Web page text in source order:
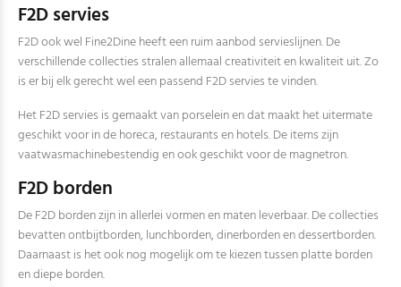
F2D servies
F2D ook wel Fine2Dine heeft een ruim aanbod servieslijnen. De
verschillende collecties stralen allemaal creativiteit en kwaliteit uit. Zo
is er bij elk gerecht wel een passend F2D servies te vinden.
Het F2D servies is gemaakt van porselein en dat maakt het uitermate
geschikt voor in de horeca, restaurants en hotels. De items zijn
vaatwasmachinebestendig en ook geschikt voor de magnetron.
F2D borden
De F2D borden zijn in allerlei vormen en maten leverbaar. De collecties
bevatten ontbijtborden, lunchborden, dinerborden en dessertborden.
Daarnaast is het ook nog mogelijk om te kiezen tussen platte borden
en diepe borden.